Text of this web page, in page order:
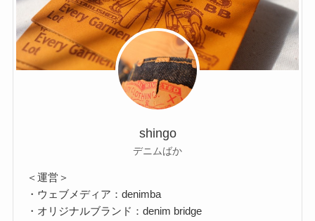
shingo
デニムばか
＜運営＞
・ウェブメディア：denimba
・オリジナルブランド：denim bridge